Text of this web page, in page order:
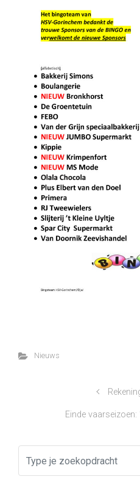
Nieuws
Einde vaarseizoen: